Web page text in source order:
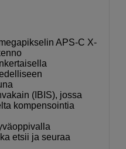
APS-C X-
(IBIS), jossa
kompensointia
etsii ja seuraa